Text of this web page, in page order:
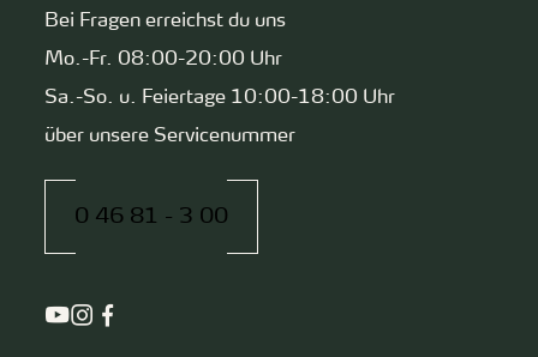
Bei Fragen erreichst du uns
Mo.-Fr. 08:00-20:00 Uhr
Sa.-So. u. Feiertage 10:00-18:00 Uhr
über unsere Servicenummer
0 46 81 - 3 00